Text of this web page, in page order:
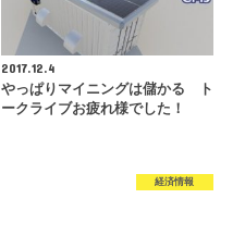
2017.12.4
やっぱりマイニングは儲かる ト
ークライブお疲れ様でした！
経済情報